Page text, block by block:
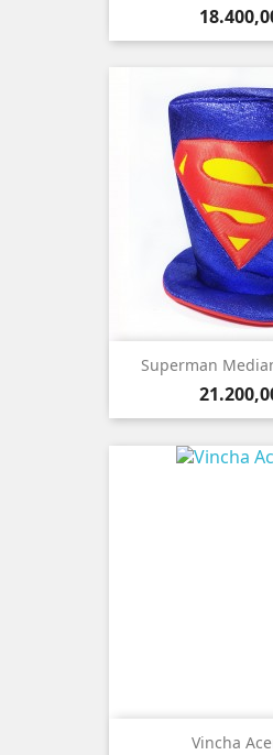
Precio
Superman
Precio
Vincha